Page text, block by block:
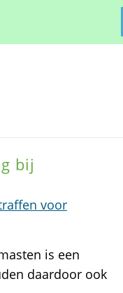
bij
voor
is een
daardoor ook